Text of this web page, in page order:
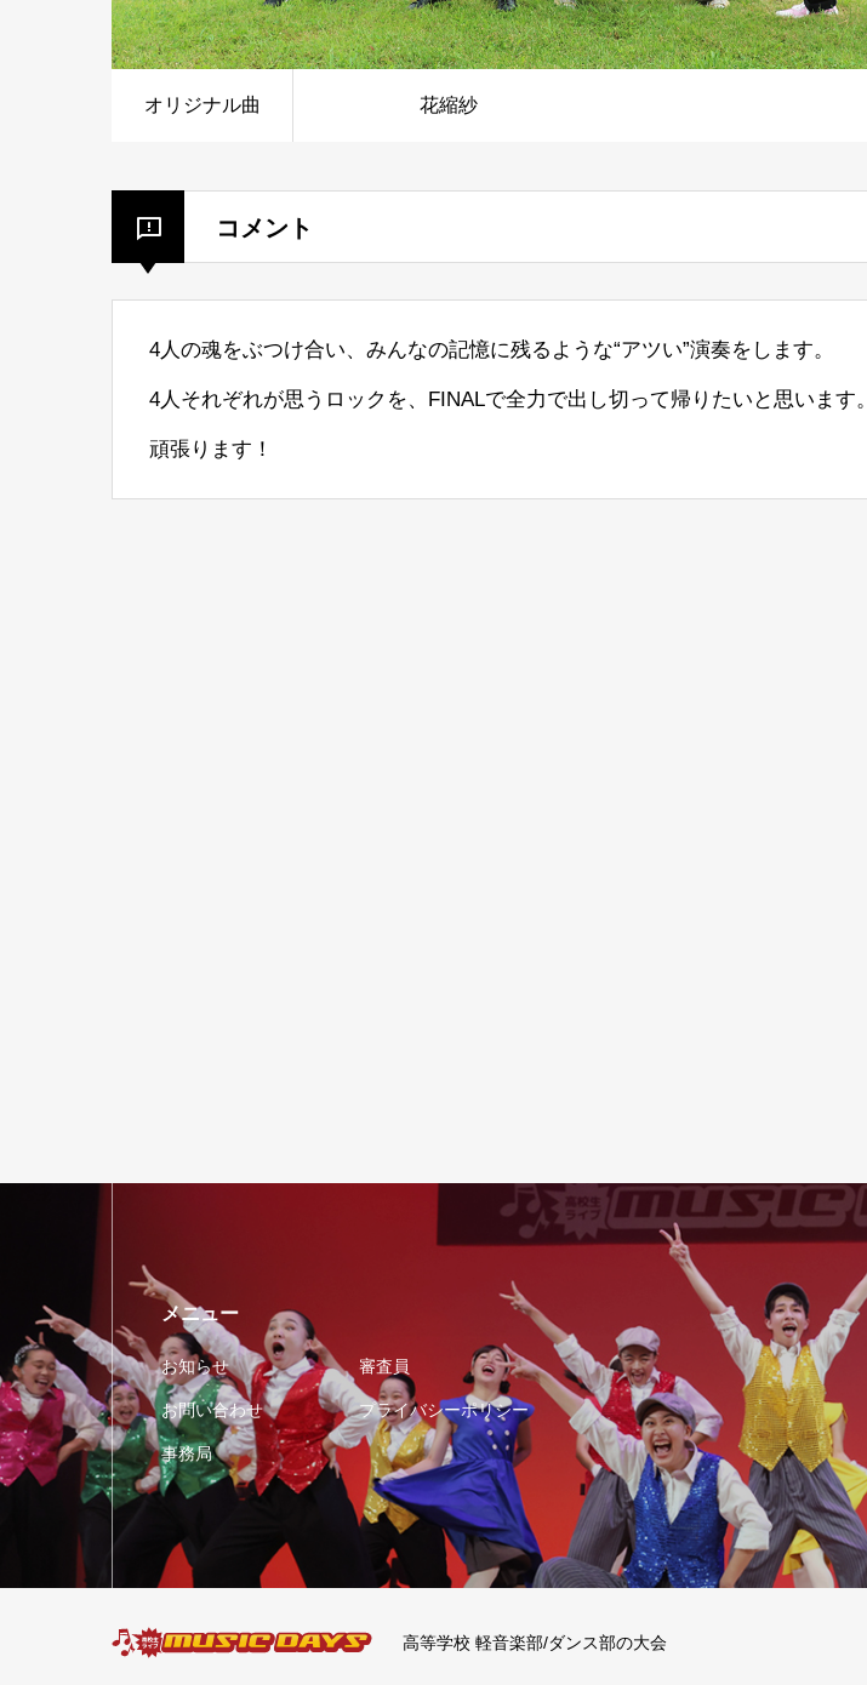
オリジナル曲 花縮紗
コメント
4人の魂をぶつけ合い、みんなの記憶に残るような“アツい”演奏をします。
4人それぞれが思うロックを、FINALで全力で出し切って帰りたいと思います。
頑張ります！
メニュー
お知らせ 審査員
お問い合わせ プライバシーポリシー
事務局
高等学校 軽音楽部/ダンス部の大会